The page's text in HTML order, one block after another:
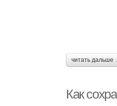
читать дальше
Как